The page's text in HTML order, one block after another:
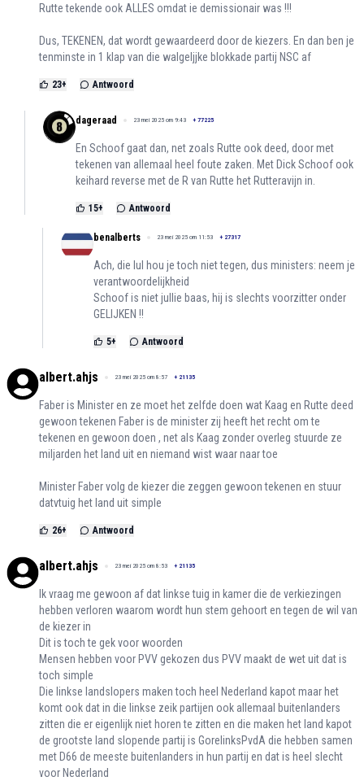
Rutte tekende ook ALLES omdat ie demissionair was !!!
Dus, TEKENEN, dat wordt gewaardeerd door de kiezers. En dan ben je
tenminste in 1 klap van die walgeljjke blokkade partij NSC af
23+ Antwoord
dageraad 23 mei 2025 om 9:43 + 77225
En Schoof gaat dan, net zoals Rutte ook deed, door met
tekenen van allemaal heel foute zaken. Met Dick Schoof ook
keihard reverse met de R van Rutte het Rutteravijn in.
15+ Antwoord
benalberts 23 mei 2025 om 11:53 + 27317
Ach, die lul hou je toch niet tegen, dus ministers: neem je
verantwoordelijkheid
Schoof is niet jullie baas, hij is slechts voorzitter onder
GELIJKEN !!
5+ Antwoord
albert.ahjs 23 mei 2025 om 8:57 + 21135
Faber is Minister en ze moet het zelfde doen wat Kaag en Rutte deed
gewoon tekenen Faber is de minister zij heeft het recht om te
tekenen en gewoon doen , net als Kaag zonder overleg stuurde ze
miljarden het land uit en niemand wist waar naar toe
Minister Faber volg de kiezer die zeggen gewoon tekenen en stuur
datvtuig het land uit simple
26+ Antwoord
albert.ahjs 23 mei 2025 om 8:53 + 21135
Ik vraag me gewoon af dat linkse tuig in kamer die de verkiezingen
hebben verloren waarom wordt hun stem gehoort en tegen de wil van
de kiezer in
Dit is toch te gek voor woorden
Mensen hebben voor PVV gekozen dus PVV maakt de wet uit dat is
toch simple
Die linkse landslopers maken toch heel Nederland kapot maar het
komt ook dat in die linkse zeik partijen ook allemaal buitenlanders
zitten die er eigenlijk niet horen te zitten en die maken het land kapot
de grootste land slopende partij is GorelinksPvdA die hebben samen
met D66 de meeste buitenlanders in hun partij en dat is heel slecht
voor Nederland